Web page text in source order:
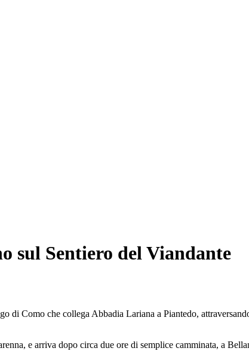
sul Sentiero del Viandante
di Como che collega Abbadia Lariana a Piantedo,
e arriva dopo circa due ore di semplice camminata, a